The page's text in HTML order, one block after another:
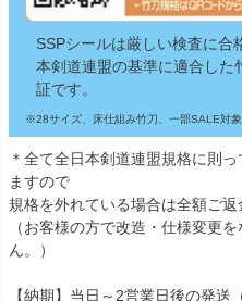
SSPシールは厳しい検査に合
本剣道連盟の基準に適合した
証です。
※28サイズ、床仕組み竹刀、一部SALE対
＊全て全日本剣道連盟規格に則
ますので
規格を外れている場合は全額ご返
（お客様の方で改造・仕様変更
ん。）
【納期】当日～2営業日後の発送